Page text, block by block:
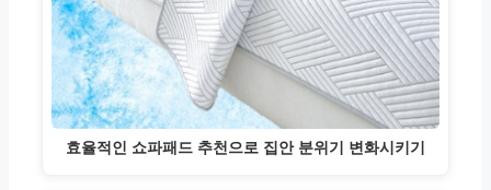
효율적인 쇼파패드 추천으로 집안 분위기 변화시키기